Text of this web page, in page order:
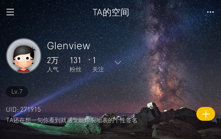
TA的空间
Glenview
2万
人气
131
粉丝
1
关注
140
主题
202
回复
0
日志
0
相册
0
好友
131 1
关注
0
说说
2万
人气
3880
积分
Lv.7
UID: 271915
TA还在想一句你看到就感觉能炸裂地表的个性签名